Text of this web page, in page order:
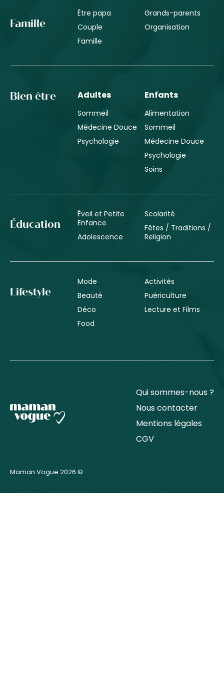
Famille
Être papa
Couple
Famille
Grands-parents
Organisation
Bien être Adultes
Sommeil
Médecine Douce
Psychologie
Enfants
Alimentation
Sommeil
Médecine Douce
Psychologie
Soins
Éducation
Éveil et Petite
Enfance
Adolescence
Scolarité
Fêtes / Traditions /
Religion
Lifestyle
Mode
Beauté
Déco
Food
Activités
Puériculture
Lecture et Films
Qui sommes-nous ?
Nous contacter
Mentions légales
CGV
Maman Vogue 2026 ©